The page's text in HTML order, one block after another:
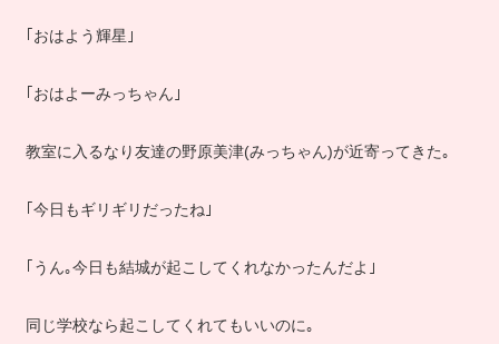
｢おはよう輝星｣
｢おはよーみっちゃん｣
教室に入るなり友達の野原美津(みっちゃん)が近寄ってきた｡
｢今日もギリギリだったね｣
｢うん｡今日も結城が起こしてくれなかったんだよ｣
同じ学校なら起こしてくれてもいいのに｡